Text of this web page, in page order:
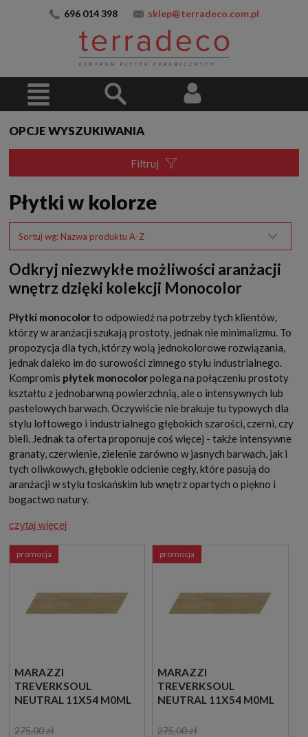
696 014 398 sklep@terradeco.com.pl
OPCJE WYSZUKIWANIA
Filtruj
Płytki w kolorze
Sortuj wg: Nazwa produktu A-Z
Odkryj niezwykłe możliwości aranżacji
wnętrz dzięki kolekcji Monocolor
Płytki monocolorto odpowiedź na potrzeby tych klientów,
którzy w aranżacji szukają prostoty, jednak nie minimalizmu. To
propozycja dla tych, którzy wolą jednokolorowe rozwiązania,
jednak daleko im do surowości zimnego stylu industrialnego.
Kompromis płytek monocolorpolega na połączeniu prostoty
kształtu z jednobarwną powierzchnią, ale o intensywnych lub
pastelowych barwach. Oczywiście nie brakuje tu typowych dla
stylu loftowego i industrialnego głębokich szarości, czerni, czy
bieli. Jednak ta oferta proponuje coś więcej - także intensywne
granaty, czerwienie, zielenie zarówno w jasnych barwach, jak i
tych oliwkowych, głębokie odcienie cegły, które pasują do
aranżacji w stylu toskańskim lub wnętrz opartych o piękno i
bogactwo natury.
czytaj więcej
MARAZZI
TREVERKSOUL
NEUTRAL 11X54 M0ML
275,00 zł
promocja
MARAZZI
TREVERKSOUL
NEUTRAL 11X54 M0ML
DREWNOPODOBNE
275,00 zł
promocja